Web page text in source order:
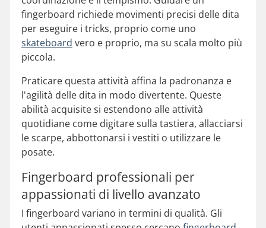
fingerboard richiede movimenti precisi delle dita
per eseguire i tricks, proprio come uno
skateboard vero e proprio, ma su scala molto più
piccola.
Praticare questa attività affina la padronanza e
l'agilità delle dita in modo divertente. Queste
abilità acquisite si estendono alle attività
quotidiane come digitare sulla tastiera, allacciarsi
le scarpe, abbottonarsi i vestiti o utilizzare le
posate.
Fingerboard professionali per
appassionati di livello avanzato
I fingerboard variano in termini di qualità. Gli